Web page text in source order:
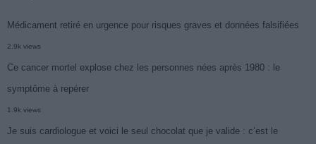
Médicament retiré en urgence pour risques graves et données falsifiées
2.9k views
Ce cancer mortel explose chez les personnes nées après 1980 : le
symptôme à repérer
1.9k views
Je suis cardiologue et voici le seul chocolat que je valide : c’est le